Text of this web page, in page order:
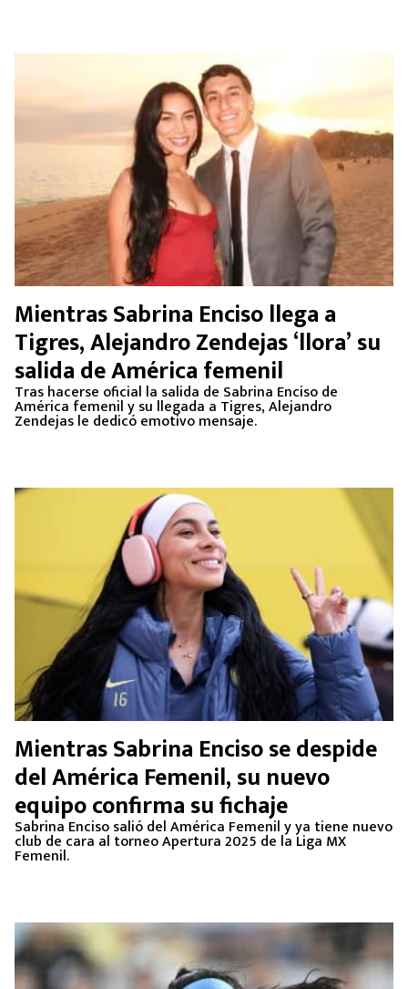
Mientras Sabrina Enciso llega a
Tigres, Alejandro Zendejas ‘llora’ su
salida de América femenil
Tras hacerse oficial la salida de Sabrina Enciso de
América femenil y su llegada a Tigres, Alejandro
Zendejas le dedicó emotivo mensaje.
Mientras Sabrina Enciso se despide
del América Femenil, su nuevo
equipo confirma su fichaje
Sabrina Enciso salió del América Femenil y ya tiene nuevo
club de cara al torneo Apertura 2025 de la Liga MX
Femenil.